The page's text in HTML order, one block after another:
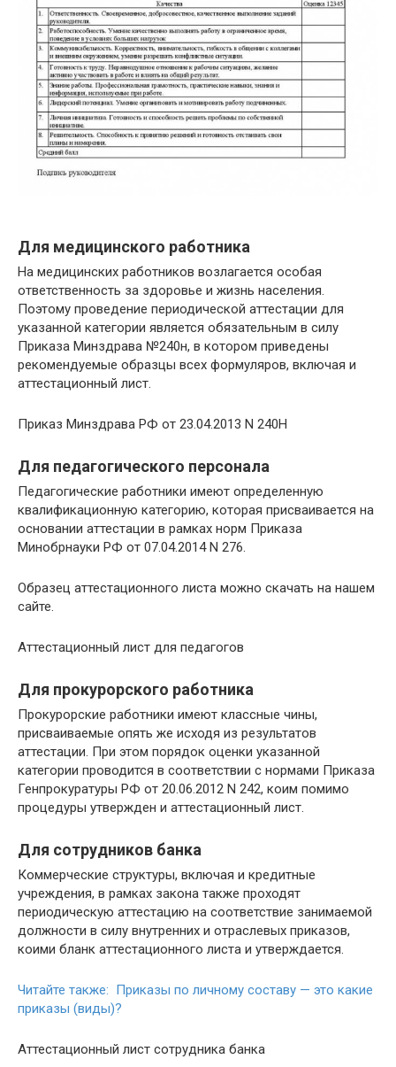
Для медицинского работника
На медицинских работников возлагается особая
ответственность за здоровье и жизнь населения.
Поэтому проведение периодической аттестации для
указанной категории является обязательным в силу
Приказа Минздрава №240н, в котором приведены
рекомендуемые образцы всех формуляров, включая и
аттестационный лист.
Приказ Минздрава РФ от 23.04.2013 N 240Н
Для педагогического персонала
Педагогические работники имеют определенную
квалификационную категорию, которая присваивается на
основании аттестации в рамках норм Приказа
Минобрнауки РФ от 07.04.2014 N 276.
Образец аттестационного листа можно скачать на нашем
сайте.
Аттестационный лист для педагогов
Для прокурорского работника
Прокурорские работники имеют классные чины,
присваиваемые опять же исходя из результатов
аттестации. При этом порядок оценки указанной
категории проводится в соответствии с нормами Приказа
Генпрокуратуры РФ от 20.06.2012 N 242, коим помимо
процедуры утвержден и аттестационный лист.
Для сотрудников банка
Коммерческие структуры, включая и кредитные
учреждения, в рамках закона также проходят
периодическую аттестацию на соответствие занимаемой
должности в силу внутренних и отраслевых приказов,
коими бланк аттестационного листа и утверждается.
Читайте также: Приказы по личному составу — это какие
приказы (виды)?
Аттестационный лист сотрудника банка